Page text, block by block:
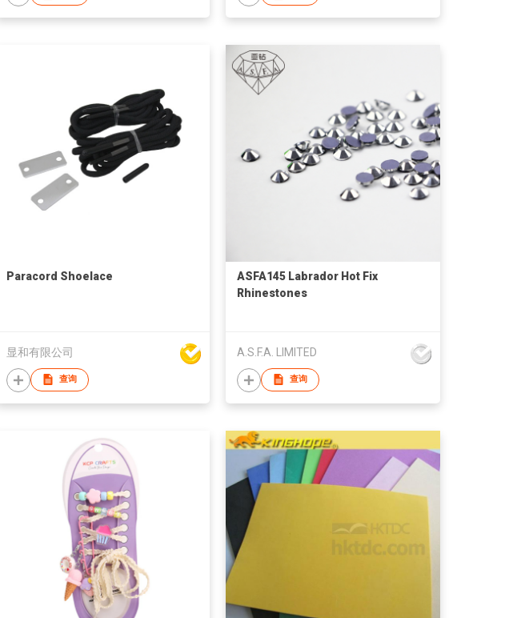
Paracord Shoelace
显和有限公司
查询
ASFA145 Labrador Hot Fix
Rhinestones
A.S.F.A. LIMITED
查询